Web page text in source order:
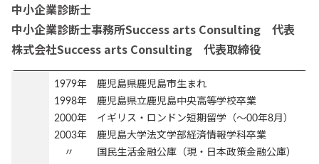
中小企業診断士
中小企業診断士事務所Success arts Consulting 代表
株式会社Success arts Consulting 代表取締役
1979年 鹿児島県鹿児島市生まれ
1998年 鹿児島県立鹿児島中央高等学校卒業
2000年 イギリス・ロンドン短期留学（～00年8月）
2003年 鹿児島大学法文学部経済情報学科卒業
〃 国民生活金融公庫（現・日本政策金融公庫）